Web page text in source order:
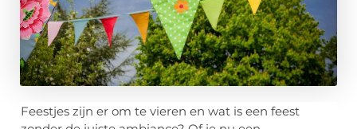
Feestjes zijn er om te vieren en wat is een feest